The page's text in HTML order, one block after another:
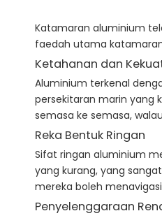
Katamaran aluminium
faedah utama
Ketahanan dan
Aluminium terkenal
persekitaran marin yang
semasa ke semasa,
Reka Bentuk Ringan
Sifat ringan aluminium
yang kurang, yang
mereka boleh
Penyelenggaraan